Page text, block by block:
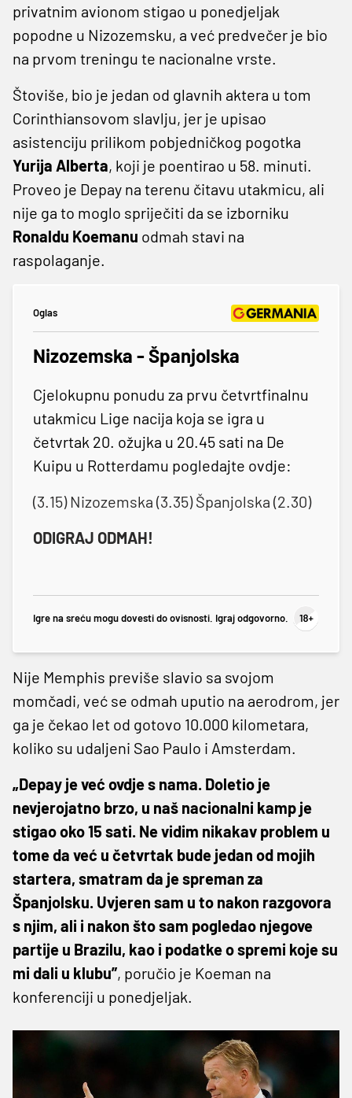
privatnim avionom stigao u ponedjeljak
popodne u Nizozemsku, a već predvečer je bio
na prvom treningu te nacionalne vrste.
Štoviše, bio je jedan od glavnih aktera u tom
Corinthiansovom slavlju, jer je upisao
asistenciju prilikom pobjedničkog pogotka
Yurija Alberta, koji je poentirao u 58. minuti.
Proveo je Depay na terenu čitavu utakmicu, ali
nije ga to moglo spriječiti da se izborniku
Ronaldu Koemanu odmah stavi na
raspolaganje.
Oglas
Nizozemska - Španjolska
Cjelokupnu ponudu za prvu četvrtfinalnu
utakmicu Lige nacija koja se igra u
četvrtak 20. ožujka u 20.45 sati na De
Kuipu u Rotterdamu pogledajte ovdje:
(3.15) Nizozemska (3.35) Španjolska (2.30)
ODIGRAJ ODMAH!
Igre na sreću mogu dovesti do ovisnosti. Igraj odgovorno.
Nije Memphis previše slavio sa svojom
momčadi, već se odmah uputio na aerodrom, jer
ga je čekao let od gotovo 10.000 kilometara,
koliko su udaljeni Sao Paulo i Amsterdam.
„Depay je već ovdje s nama. Doletio je
nevjerojatno brzo, u naš nacionalni kamp je
stigao oko 15 sati. Ne vidim nikakav problem u
tome da već u četvrtak bude jedan od mojih
startera, smatram da je spreman za
Španjolsku. Uvjeren sam u to nakon razgovora
s njim, ali i nakon što sam pogledao njegove
partije u Brazilu, kao i podatke o spremi koje su
mi dali u klubu”, poručio je Koeman na
konferenciji u ponedjeljak.